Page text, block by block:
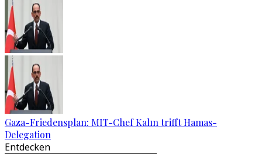
Gaza-Friedensplan: MIT-Chef Kalın trifft Hamas-
Delegation
Entdecken